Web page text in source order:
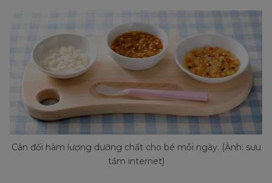
Cân đối hàm lượng dưỡng chất cho bé mỗi ngày. (Ảnh: sưu
tầm internet)